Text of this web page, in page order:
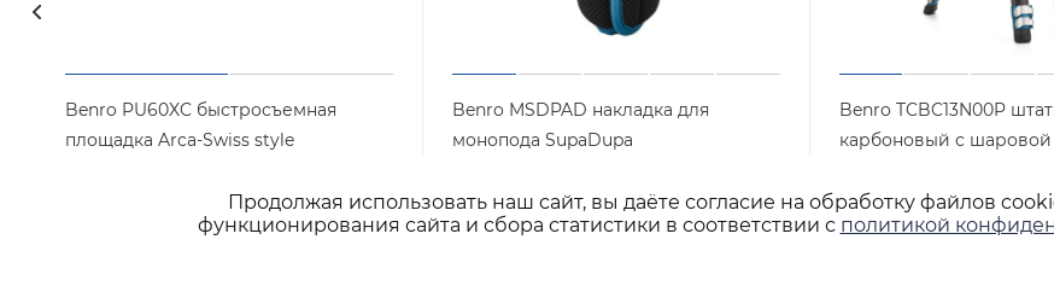
Продолжая использовать наш сайт, вы даёте согласие на обработку файлов
функционирования сайта и сбора статистики в соответствии с политикой
Benro PU60XC быстросъемная
площадка Arca-Swiss style
Benro MSDPAD накладка для
монопода SupaDupa
Benro TCBC13N00P
карбоновый с
Достаточно Арт.: